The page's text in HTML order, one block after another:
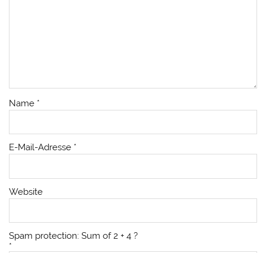
Name *
E-Mail-Adresse *
Website
Spam protection: Sum of 2 + 4 ?
*